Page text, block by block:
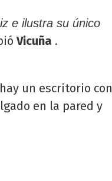
e ilustra su único
Vicuña .
un escritorio con
en la pared y